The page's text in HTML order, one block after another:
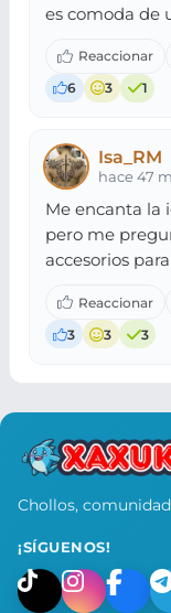
es comoda de
6 3 1
Isa_RM
hace 47 m
Me encanta la
pero me
accesorios
3 3 3
Chollos,
¡SÍGUENOS!